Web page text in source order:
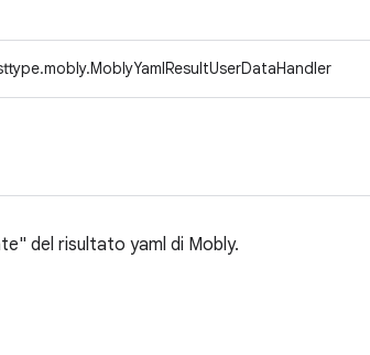
del risultato yaml di Mobly.